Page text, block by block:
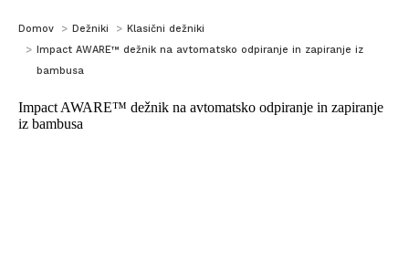
You are here:
Domov Dežniki
Klasični dežniki
Impact AWARE™ dežnik na avtomatsko odpiranje in zapiranje iz
bambusa
Impact AWARE™ dežnik na avtomatsko odpiranje in zapiranje
iz bambusa